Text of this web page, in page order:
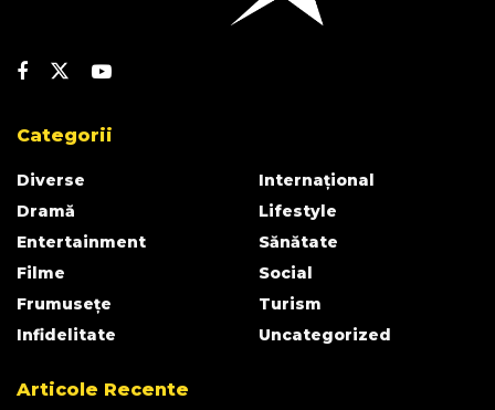
Categorii
Diverse
Dramă
Entertainment
Filme
Frumusețe
Infidelitate
Internațional
Lifestyle
Sănătate
Social
Turism
Uncategorized
Articole Recente